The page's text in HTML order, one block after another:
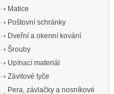
Matice
Poštovní schránky
Dveřní a okenní kování
Šrouby
Upínací materiál
Závitové tyče
Pera, závlačky a nosníkové